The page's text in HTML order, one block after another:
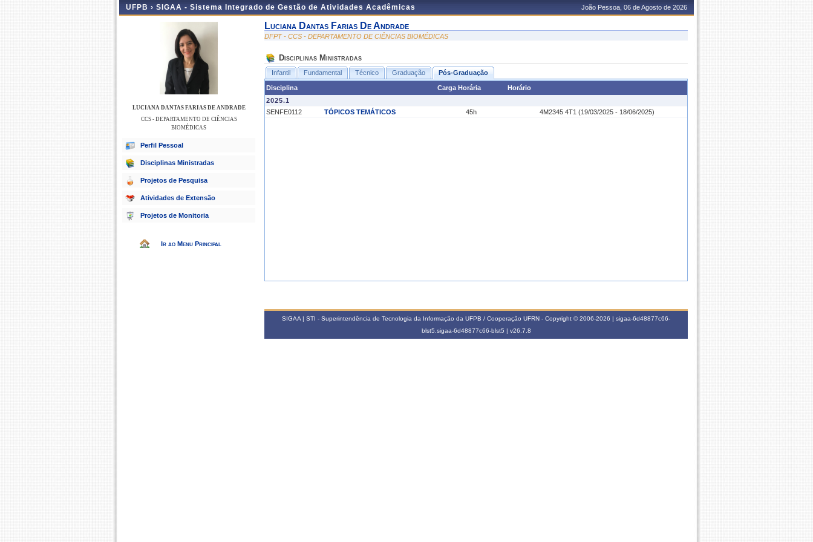
UFPB › SIGAA - Sistema Integrado de Gestão de Atividades Acadêmicas João Pessoa, 06 de Agosto de 2026
LUCIANA DANTAS FARIAS DE ANDRADE
CCS - DEPARTAMENTO DE CIÊNCIAS
BIOMÉDICAS
Perfil Pessoal
Disciplinas Ministradas
Projetos de Pesquisa
Atividades de Extensão
Projetos de Monitoria
Ir ao Menu Principal
Luciana Dantas Farias De Andrade
DFPT - CCS - DEPARTAMENTO DE CIÊNCIAS BIOMÉDICAS
Disciplinas Ministradas
Infantil Fundamental Técnico Graduação Pós-Graduação
Disciplina Carga Horária
Horário
2025.1
SENFE0112
TÓPICOS TEMÁTICOS 45h 4M2345 4T1 (19/03/2025 - 18/06/2025)
SIGAA | STI - Superintendência de Tecnologia da Informação da UFPB / Cooperação UFRN - Copyright © 2006-2026 | sigaa-6d48877c66-
blst5.sigaa-6d48877c66-blst5 | v26.7.8